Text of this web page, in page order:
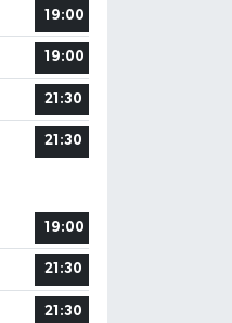
19:00
19:00
21:30
21:30
19:00
21:30
21:30